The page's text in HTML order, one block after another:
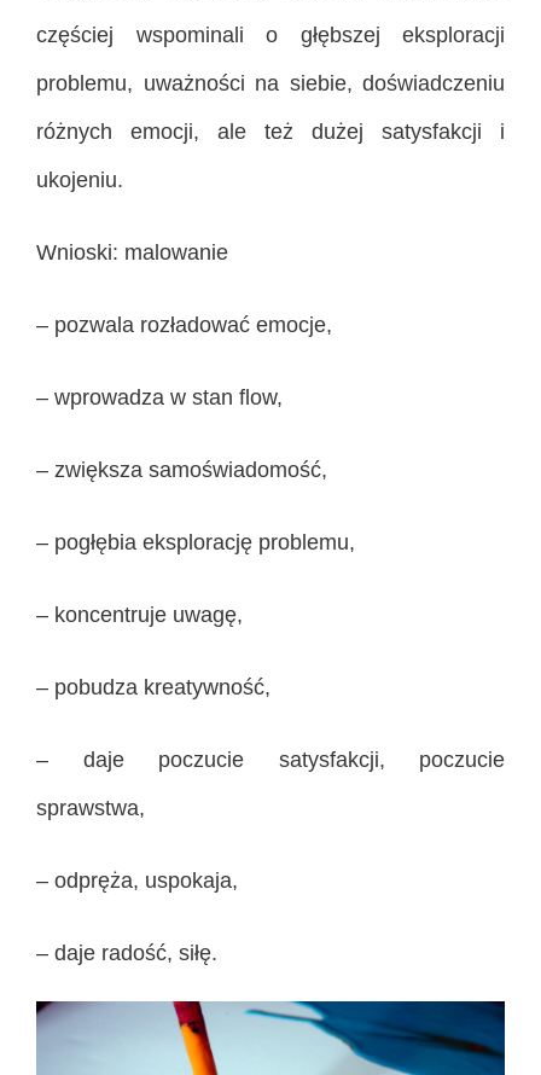
częściej wspominali o głębszej eksploracji
problemu, uważności na siebie, doświadczeniu
różnych emocji, ale też dużej satysfakcji i
ukojeniu.
Wnioski: malowanie
– pozwala rozładować emocje,
– wprowadza w stan flow,
– zwiększa samoświadomość,
– pogłębia eksplorację problemu,
– koncentruje uwagę,
– pobudza kreatywność,
– daje poczucie satysfakcji, poczucie
sprawstwa,
– odpręża, uspokaja,
– daje radość, siłę.